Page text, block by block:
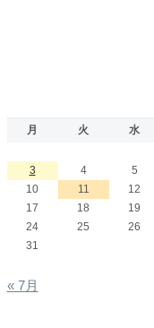
月 火 水
3
4 5
10
11 12
17
18 19
24
25 26
31
« 7月